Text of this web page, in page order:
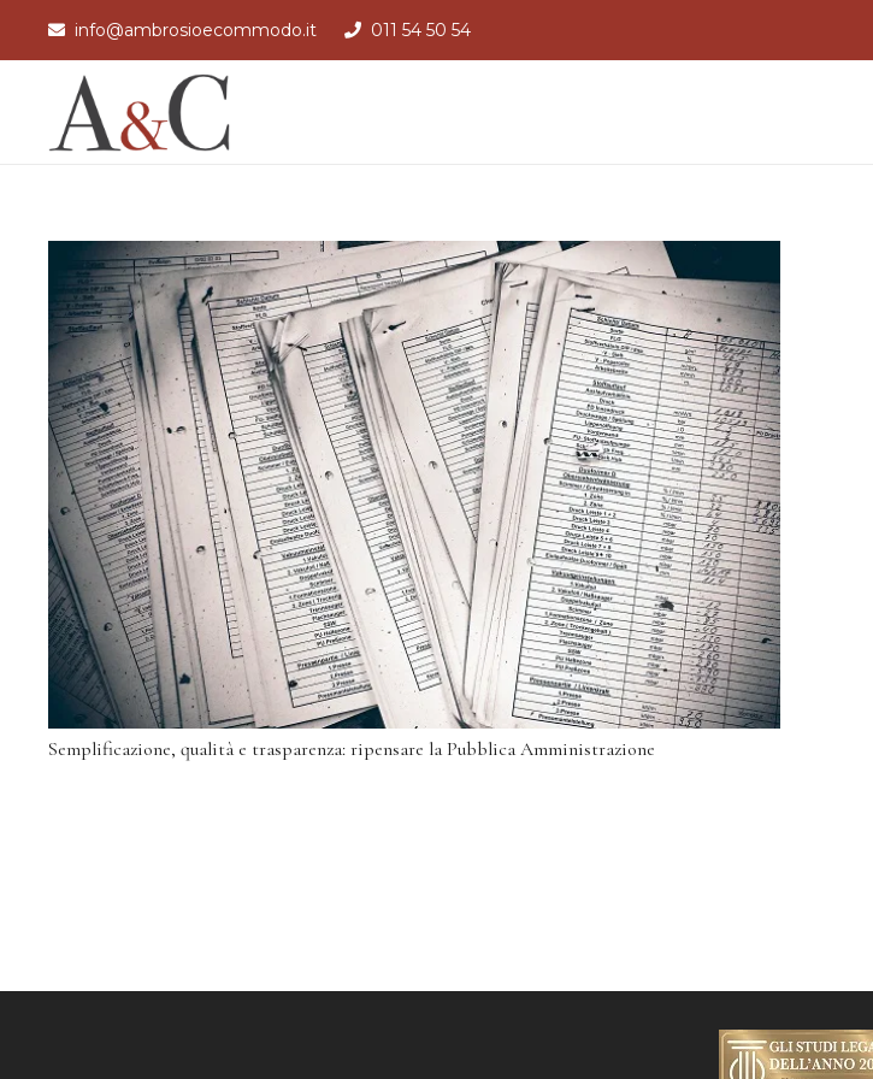
info@ambrosioecommodo.it 011 54 50 54
Semplificazione, qualità e trasparenza: ripensare la Pubblica Amministrazione